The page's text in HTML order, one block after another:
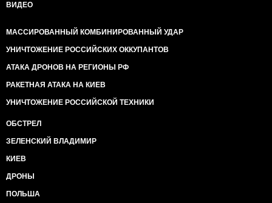
ВИДЕО
МАССИРОВАННЫЙ КОМБИНИРОВАННЫЙ УДАР
УНИЧТОЖЕНИЕ РОССИЙСКИХ ОККУПАНТОВ
АТАКА ДРОНОВ НА РЕГИОНЫ РФ
РАКЕТНАЯ АТАКА НА КИЕВ
УНИЧТОЖЕНИЕ РОССИЙСКОЙ ТЕХНИКИ
ОБСТРЕЛ
ЗЕЛЕНСКИЙ ВЛАДИМИР
КИЕВ
ДРОНЫ
ПОЛЬША